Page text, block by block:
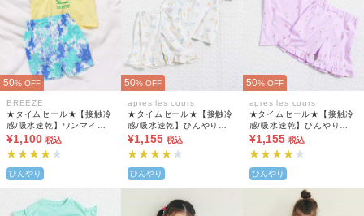
50% OFF
BREEZE
★タイムセール★【接触冷
感/吸水速乾】ワンマイル
パジャマ
¥1,100 税込
ひんやり
50% OFF
apres les cours
★タイムセール★【接触冷
感/吸水速乾】ひんやりバ
ラエティGIRLSパジャマ 4
分丈
¥1,155 税込
ひんやり
50% OFF
apres les cours
★タイムセール★【接触冷
感/吸水速乾】ひんやりバ
ラエティGIRLSパジャマ 4
分丈
¥1,155 税込
ひんやり